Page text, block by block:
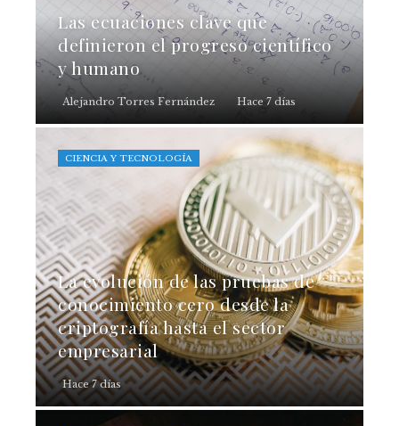
Las ecuaciones clave que
definieron el progreso científico
y humano
Alejandro Torres Fernández Hace 7 días
CIENCIA Y TECNOLOGÍA
La evolución de las pruebas de
conocimiento cero desde la
criptografía hasta el sector
empresarial
Hace 7 días